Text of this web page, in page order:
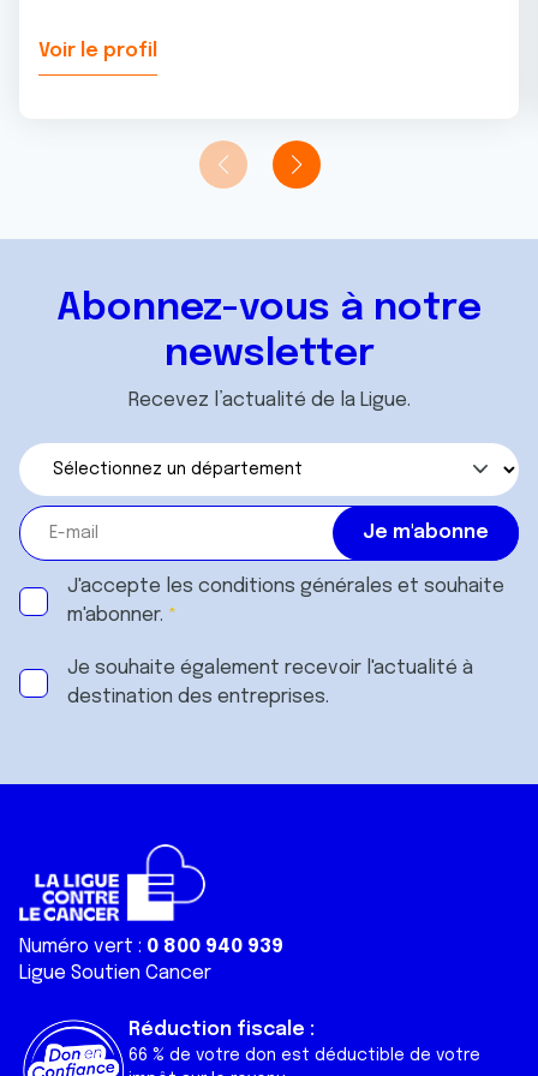
Voir le profil
Abonnez-vous à notre
newsletter
Recevez l’actualité de la Ligue.
J'accepte les conditions générales et souhaite
m'abonner.
Je souhaite également recevoir l'actualité à
destination des entreprises.
Numéro vert : 0 800 940 939
Ligue Soutien Cancer
Réduction fiscale :
66 % de votre don est déductible de votre